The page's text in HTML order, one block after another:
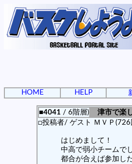
HOME HELP
■4041 / 6階層)
津市で楽
□投稿者/ ゲスト ＭＶＰ
はじめまして！
中高で弱小チームで
都合が合えば参加し